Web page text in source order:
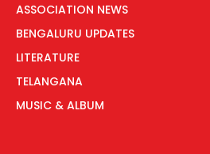
ASSOCIATION NEWS
BENGALURU UPDATES
LITERATURE
TELANGANA
MUSIC & ALBUM